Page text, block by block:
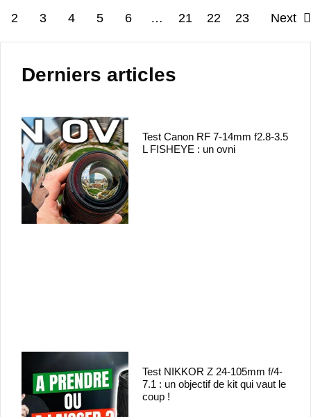
2 3 4 5 6 … 21 22 23 Next
Derniers articles
Test Canon RF 7-14mm f2.8-3.5
L FISHEYE : un ovni
Test NIKKOR Z 24-105mm f/4-
7.1 : un objectif de kit qui vaut le
coup !